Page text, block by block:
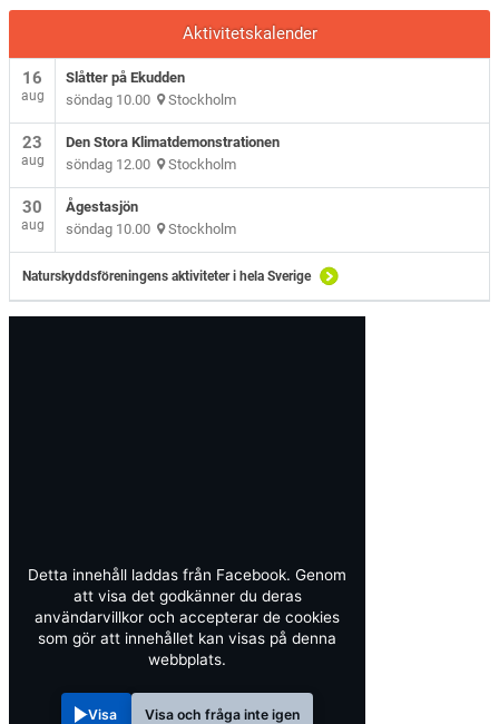
Aktivitetskalender
16
aug
Slåtter på Ekudden
söndag 10.00 Stockholm
23
aug
Den Stora Klimatdemonstrationen
söndag 12.00 Stockholm
30
aug
Ågestasjön
söndag 10.00 Stockholm
Naturskyddsföreningens aktiviteter i hela Sverige
Detta innehåll laddas från Facebook. Genom
att visa det godkänner du deras
användarvillkor och accepterar de cookies
som gör att innehållet kan visas på denna
webbplats.
Visa Visa och fråga inte igen